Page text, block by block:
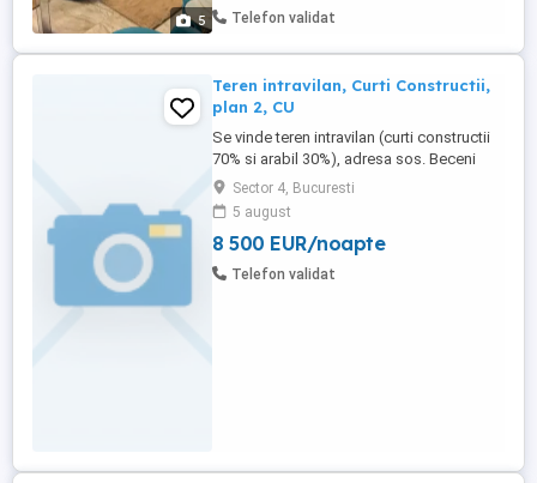
5 Telefon validat
Teren intravilan, Curti Constructii,
plan 2, CU
Se vinde teren intravilan (curti constructii
70% si arabil 30%), adresa sos. Beceni
104N, situat in planul 2, aproximativ 42000
mp (deschidere de 79 metri liniari, lungime
540 metri liniari), cu certificat de urbanism
din 24.09.2024 Pret 165 euro mp + TVA
Destinaţie: - conform P.U.G. al municipiului
Sector 4, Bucuresti
5 august
8 500 EUR/noapte
Telefon validat